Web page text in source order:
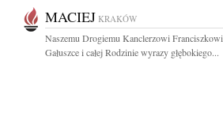
MACIEJ KRAKÓW
Naszemu Drogiemu Kanclerzowi Franciszkowi
Gałuszce i całej Rodzinie wyrazy głębokiego...